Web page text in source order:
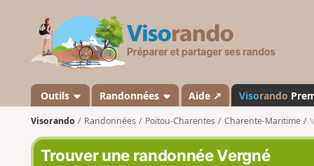
s
a
n
d
o
Outils Randonnées Aide ↗ Visorando
Visorando Randonnées Poitou-Charentes Charente-Maritime
Trouver une randonnée Vergné